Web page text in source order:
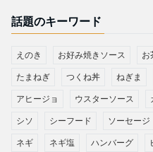
話題のキーワード
えのき お好み焼きソース お
たまねぎ つくね丼 ねぎま
アヒージョ ウスターソース
シソ シーフード ソーセージ
ネギ ネギ塩 ハンバーグ